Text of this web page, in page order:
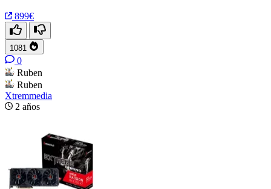
899€
1081
0
Ruben
Ruben
Xtremmedia
2 años